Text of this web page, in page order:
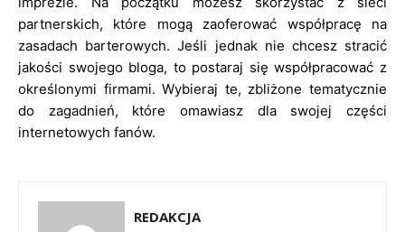
partnerskich, które mogą zaoferować współpracę na
zasadach barterowych. Jeśli jednak nie chcesz stracić
jakości swojego bloga, to postaraj się współpracować z
określonymi firmami. Wybieraj te, zbliżone tematycznie
do zagadnień, które omawiasz dla swojej części
internetowych fanów.
REDAKCJA